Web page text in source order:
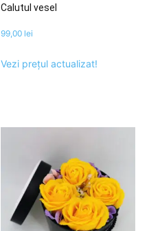
Calutul vesel
99,00 lei
Vezi prețul actualizat!